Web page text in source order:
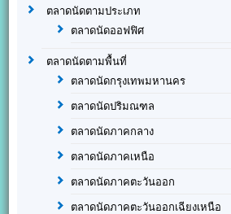
ตลาดนัดตามประเภท
ตลาดนัดออฟฟิศ
ตลาดนัดตามพื้นที่
ตลาดนัดกรุงเทพมหานคร
ตลาดนัดปริมณฑล
ตลาดนัดภาคกลาง
ตลาดนัดภาคเหนือ
ตลาดนัดภาคตะวันออก
ตลาดนัดภาคตะวันออกเฉียงเหนือ